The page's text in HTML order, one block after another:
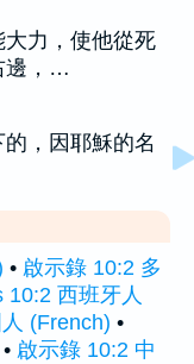
力，使他從死
邊，…
，因耶穌的名
• 啟示錄 10:2 多
10:2 西班牙人
(French) •
• 啟示錄 10:2 中